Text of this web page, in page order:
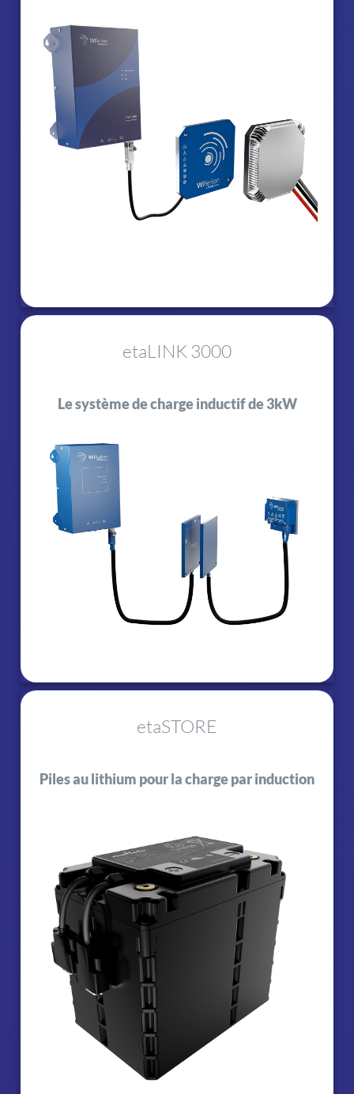
etaLINK 3000
Le système de charge inductif de 3kW
etaSTORE
Piles au lithium pour la charge par induction